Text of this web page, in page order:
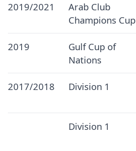
2019/2021
Arab Club
Champions Cup
2019
Gulf Cup of
Nations
2017/2018 Division 1
Division 1